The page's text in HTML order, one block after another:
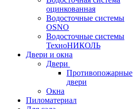
оцинкованная
Водосточные системы
OSNO
Водосточные системы
ТехноНИКОЛЬ
Двери и окна
Двери
Противопожарные
двери
Окна
Пиломатериал